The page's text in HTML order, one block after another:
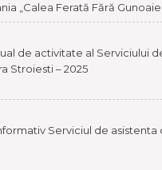
„Calea Ferată Fără
de activitate al Serviciului
Stroiesti – 2025
Serviciul de asistenta